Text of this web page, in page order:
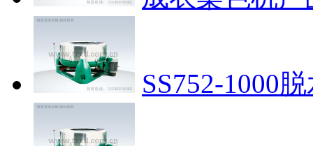
SS752-1000